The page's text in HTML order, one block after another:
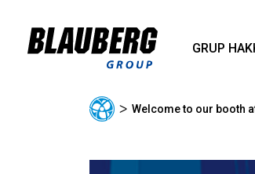
GRUP
ᐳ Welcome to our booth